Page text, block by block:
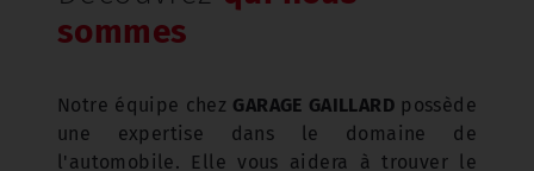
sommes
Notre équipe chez GARAGE GAILLARD possède
une expertise dans le domaine de
l'automobile. Elle vous aidera à trouver le